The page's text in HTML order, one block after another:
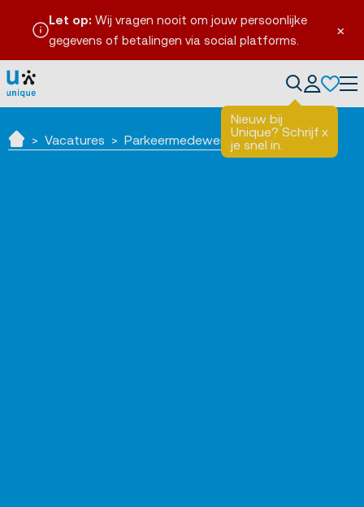
×
Let op: Wij vragen nooit om jouw persoonlijke
gegevens of betalingen via social platforms.
Nieuw bij
Unique? Schrijf
je snel in.
x
Vacatures Parkeermedewerker Venlo